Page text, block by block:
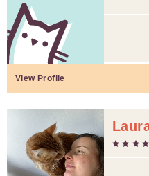
View Profile